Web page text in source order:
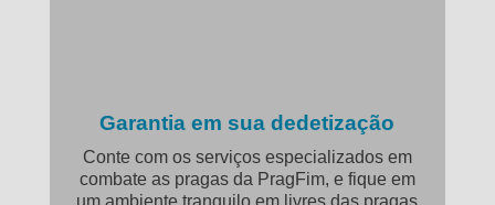
Garantia em sua dedetização
Conte com os serviços especializados em
combate as pragas da PragFim, e fique em
um ambiente tranquilo em livres das pragas